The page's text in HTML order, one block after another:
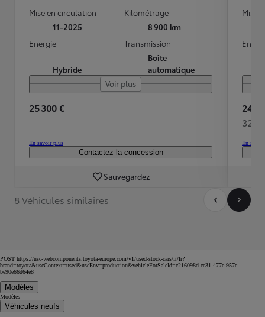
Mise en circulation
11-2025
Kilométrage
8 900 km
Energie
Hybride
Transmission
Boîte
automatique
Voir plus
25 300 €
En savoir plus
Contactez la concession
Sauvegardez
Mise
24
324
En
8 Véhicules similaires
POST https://usc-webcomponents.toyota-europe.com/v1/used-stock-cars/fr/fr?
brand=toyota&uscContext=used&uscEnv=production&vehicleForSaleId=c216098d-cc31-477e-957c-
be90e66d64e8
Modèles
Modèles
Véhicules neufs